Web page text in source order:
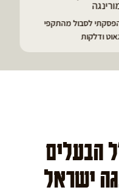
לסבול מהתקפי
ודלקות
הבעלים
ישראל